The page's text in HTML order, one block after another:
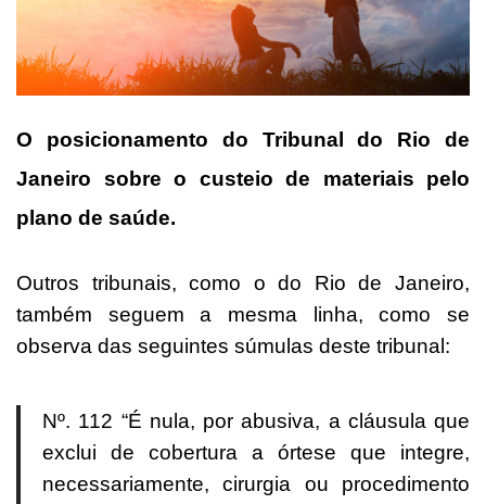
O posicionamento do Tribunal do Rio de
Janeiro sobre o custeio de materiais pelo
plano de saúde.
Outros tribunais, como o do Rio de Janeiro,
também seguem a mesma linha, como se
observa das seguintes súmulas deste tribunal:
Nº. 112 “É nula, por abusiva, a cláusula que
exclui de cobertura a órtese que integre,
necessariamente, cirurgia ou procedimento